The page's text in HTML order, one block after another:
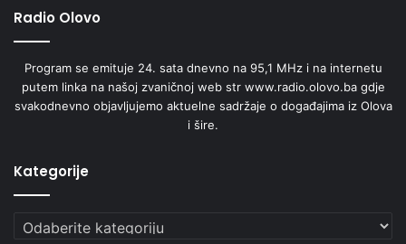
Radio Olovo
Program se emituje 24. sata dnevno na 95,1 MHz i na internetu
putem linka na našoj zvaničnoj web str www.radio.olovo.ba gdje
svakodnevno objavljujemo aktuelne sadržaje o događajima iz Olova
i šire.
Kategorije
Kategorije